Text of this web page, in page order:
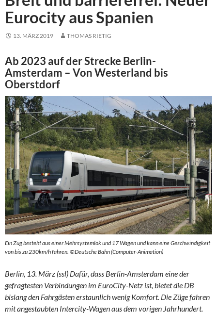
Eurocity aus Spanien
13. MÄRZ 2019 THOMAS RIETIG
Ab 2023 auf der Strecke Berlin-
Amsterdam – Von Westerland bis
Oberstdorf
Ein Zug besteht aus einer Mehrsystemlok und 17 Wagen und kann eine Geschwindigkeit
von bis zu 230km/h fahren. ©Deutsche Bahn (Computer-Animation)
Berlin, 13. März (ssl) Dafür, dass Berlin-Amsterdam eine der
gefragtesten Verbindungen im EuroCity-Netz ist, bietet die DB
bislang den Fahrgästen erstaunlich wenig Komfort. Die Züge fahren
mit angestaubten Intercity-Wagen aus dem vorigen Jahrhundert.